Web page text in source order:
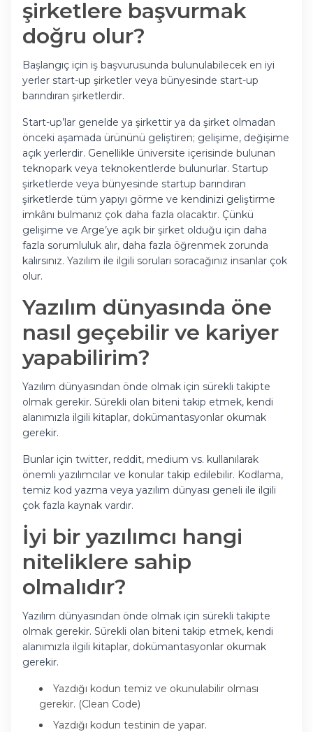
şirketlere başvurmak
doğru olur?
Başlangıç için iş başvurusunda bulunulabilecek en iyi
yerler start-up şirketler veya bünyesinde start-up
barındıran şirketlerdir.
Start-up’lar genelde ya şirkettir ya da şirket olmadan
önceki aşamada ürününü geliştiren; gelişime, değişime
açık yerlerdir. Genellikle üniversite içerisinde bulunan
teknopark veya teknokentlerde bulunurlar. Startup
şirketlerde veya bünyesinde startup barındıran
şirketlerde tüm yapıyı görme ve kendinizi geliştirme
imkânı bulmanız çok daha fazla olacaktır. Çünkü
gelişime ve Arge’ye açık bir şirket olduğu için daha
fazla sorumluluk alır, daha fazla öğrenmek zorunda
kalırsınız. Yazılım ile ilgili soruları soracağınız insanlar çok
olur.
Yazılım dünyasında öne
nasıl geçebilir ve kariyer
yapabilirim?
Yazılım dünyasından önde olmak için sürekli takipte
olmak gerekir. Sürekli olan biteni takip etmek, kendi
alanımızla ilgili kitaplar, dokümantasyonlar okumak
gerekir.
Bunlar için twitter, reddit, medium vs. kullanılarak
önemli yazılımcılar ve konular takip edilebilir. Kodlama,
temiz kod yazma veya yazılım dünyası geneli ile ilgili
çok fazla kaynak vardır.
İyi bir yazılımcı hangi
niteliklere sahip
olmalıdır?
Yazılım dünyasından önde olmak için sürekli takipte
olmak gerekir. Sürekli olan biteni takip etmek, kendi
alanımızla ilgili kitaplar, dokümantasyonlar okumak
gerekir.
Yazdığı kodun temiz ve okunulabilir olması
gerekir. (Clean Code)
Yazdığı kodun testinin de yapar.